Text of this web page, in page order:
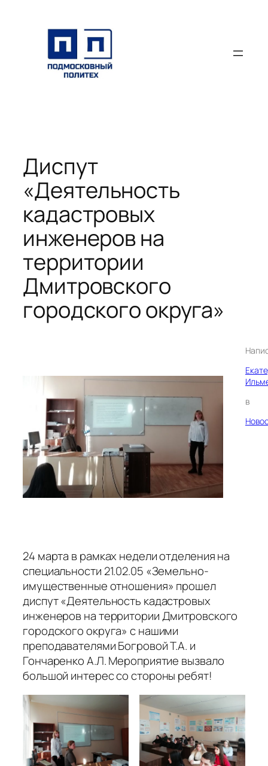
содержимому
Диспут
«Деятельность
кадастровых
инженеров на
территории
Дмитровского
городского округа»
в
24 марта в рамках недели отделения на
специальности 21.02.05 «Земельно-
имущественные отношения» прошел
диспут «Деятельность кадастровых
инженеров на территории Дмитровского
городского округа» с нашими
преподавателями Богровой Т.А. и
Гончаренко А.Л. Мероприятие вызвало
большой интерес со стороны ребят!